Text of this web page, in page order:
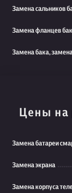
Замена сальников
Замена фланцев
Замена бака,
Цены на
Замена батареи
Замена экрана
Замена корпуса